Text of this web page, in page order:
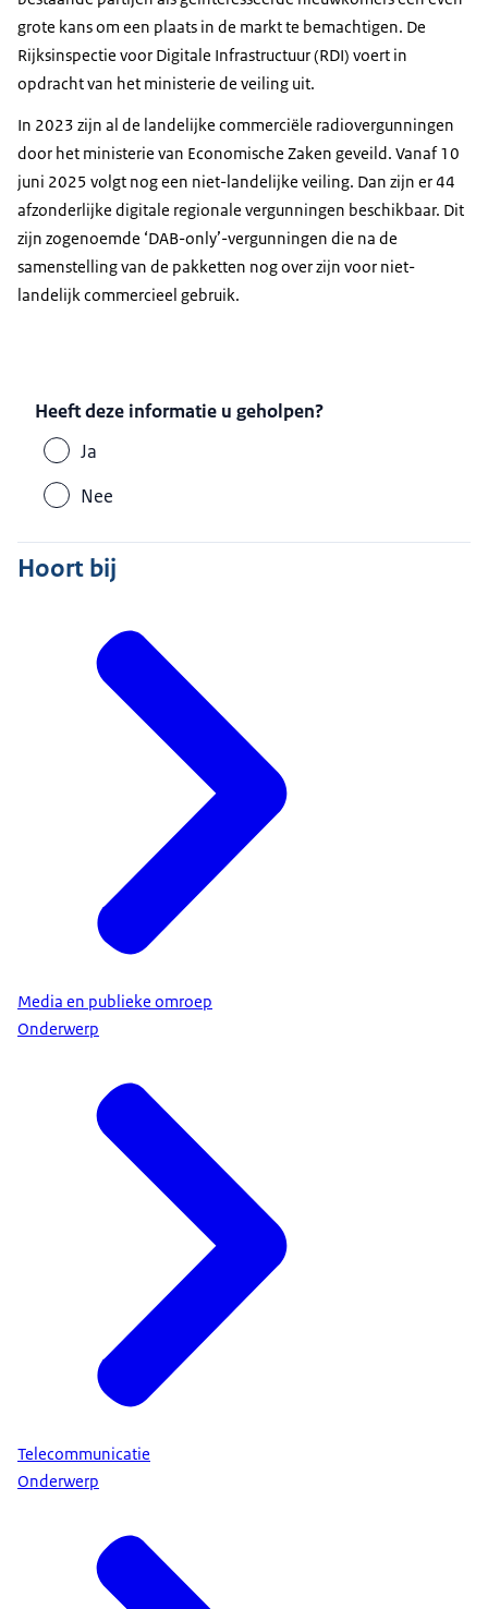
grote kans om een plaats in de markt te bemachtigen. De
Rijksinspectie voor Digitale Infrastructuur (RDI) voert in
opdracht van het ministerie de veiling uit.
In 2023 zijn al de landelijke commerciële radiovergunningen
door het ministerie van Economische Zaken geveild. Vanaf 10
juni 2025 volgt nog een niet-landelijke veiling. Dan zijn er 44
afzonderlijke digitale regionale vergunningen beschikbaar. Dit
zijn zogenoemde ‘DAB-only’-vergunningen die na de
samenstelling van de pakketten nog over zijn voor niet-
landelijk commercieel gebruik.
Heeft deze informatie u geholpen?
Ja
Nee
Hoort bij
Media en publieke omroep
Onderwerp
Telecommunicatie
Onderwerp